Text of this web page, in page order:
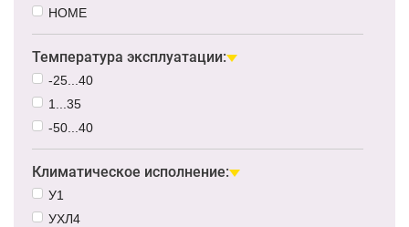
HOME
Температура эксплуатации:
-25...40
1...35
-50...40
Климатическое исполнение:
У1
УХЛ4